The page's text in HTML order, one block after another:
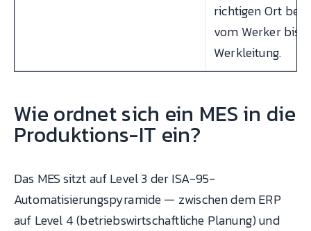
richtigen Ort
vom Werker bis
Werkleitung.
Wie ordnet sich ein MES in die
Produktions-IT ein?
Das MES sitzt auf Level 3 der ISA-95-
Automatisierungspyramide — zwischen dem ERP
auf Level 4 (betriebswirtschaftliche Planung) und